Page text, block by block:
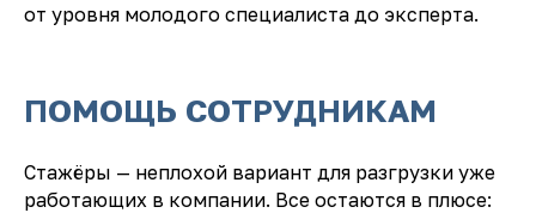
от уровня молодого специалиста до эксперта.
ПОМОЩЬ СОТРУДНИКАМ
Стажёры — неплохой вариант для разгрузки уже
работающих в компании. Все остаются в плюсе:
рассылок
ОТПРАВИТЬ